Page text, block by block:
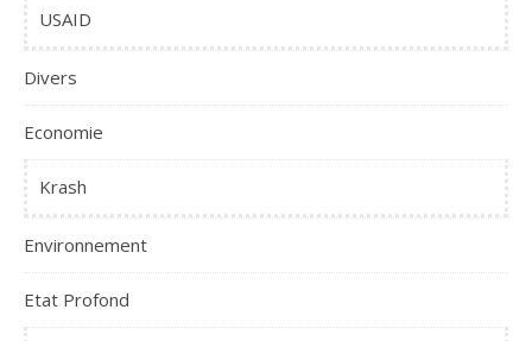
USAID
Divers
Economie
Krash
Environnement
Etat Profond